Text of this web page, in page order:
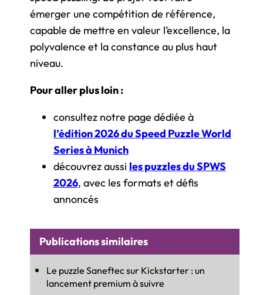
émerger une compétition de référence,
capable de mettre en valeur l’excellence, la
polyvalence et la constance au plus haut
niveau.
Pour aller plus loin :
consultez notre page dédiée à
l’édition 2026 du Speed Puzzle World
Series à Munich
découvrez aussi les puzzles du SPWS
2026, avec les formats et défis
annoncés
Publications similaires
Le puzzle Saneftec sur Kickstarter : un
lancement premium à suivre